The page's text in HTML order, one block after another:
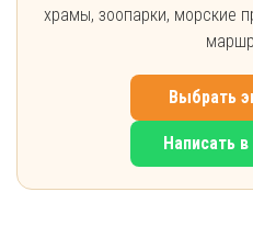
храмы, зоопарки, морские
Выбрать
Написать